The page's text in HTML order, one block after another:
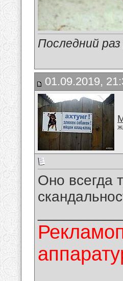
Последний
01.09.2019,
Оно всегда